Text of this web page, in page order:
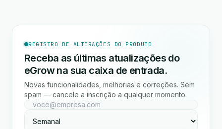
REGISTRO DE ALTERAÇÕES DO PRODUTO
Receba as últimas atualizações do
eGrow na sua caixa de entrada.
Novas funcionalidades, melhorias e correções. Sem
spam — cancele a inscrição a qualquer momento.